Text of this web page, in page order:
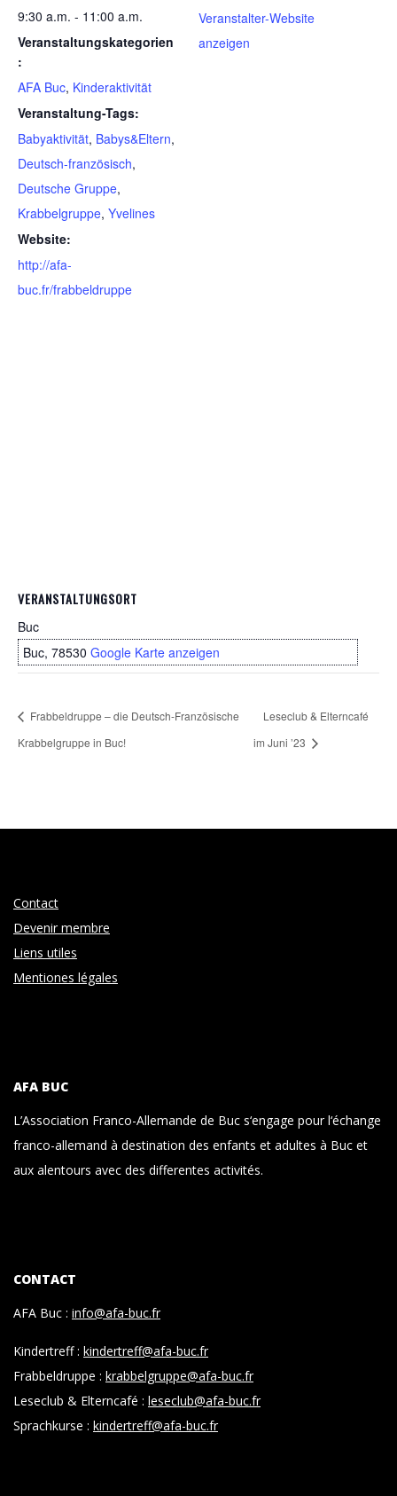
9:30 a.m. - 11:00 a.m.
Veranstaltungskategorien
:
AFA Buc, Kinderaktivität
Veranstaltung-Tags:
Babyaktivität, Babys&Eltern,
Deutsch-französisch,
Deutsche Gruppe,
Krabbelgruppe, Yvelines
Website:
http://afa-
buc.fr/frabbeldruppe
Veranstalter-Website
anzeigen
VERANSTALTUNGSORT
Buc
Buc, 78530 Google Karte anzeigen
Frabbeldruppe – die Deutsch-Französische
Krabbelgruppe in Buc!
Leseclub & Elterncafé
im Juni ’23
Contact
Devenir membre
Liens utiles
Mentiones légales
AFA BUC
L’Association Franco-Allemande de Buc s‘engage pour l‘échange
franco-allemand à destination des enfants et adultes à Buc et
aux alentours avec des differentes activités.
CONTACT
AFA Buc : info@afa-buc.fr
Kindertreff : kindertreff@afa-buc.fr
Frabbeldruppe : krabbelgruppe@afa-buc.fr
Leseclub & Elterncafé : leseclub@afa-buc.fr
Sprachkurse : kindertreff@afa-buc.fr